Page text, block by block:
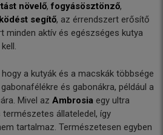
növelő,fogyásösztönző,
segítő, az érrendszert erősítő
minden aktív és egészséges kutya
a kutyák és a macskák többsége
és gabonákra, például a
Mivel az Ambrosia egy ultra
állateledel, így
tartalmaz. Természetesen egyben